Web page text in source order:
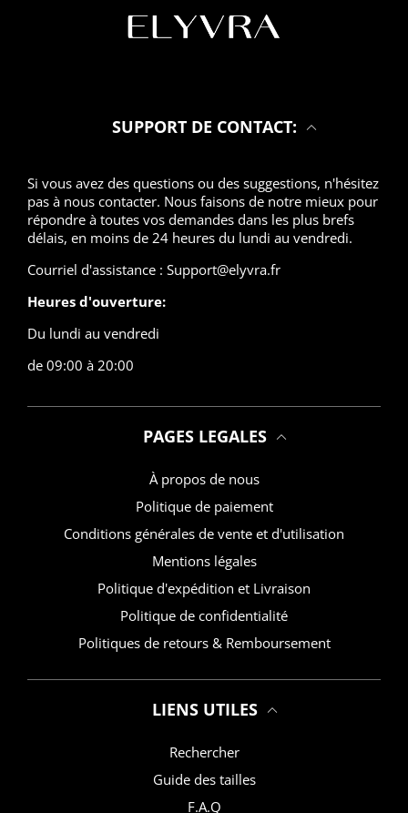
SUPPORT DE CONTACT:
Si vous avez des questions ou des suggestions, n'hésitez
pas à nous contacter. Nous faisons de notre mieux pour
répondre à toutes vos demandes dans les plus brefs
délais, en moins de 24 heures du lundi au vendredi.
Courriel d'assistance : Support@elyvra.fr
Heures d'ouverture:
Du lundi au vendredi
de 09:00 à 20:00
PAGES LEGALES
À propos de nous
Politique de paiement
Conditions générales de vente et d'utilisation
Mentions légales
Politique d'expédition et Livraison
Politique de confidentialité
Politiques de retours & Remboursement
LIENS UTILES
Rechercher
Guide des tailles
F.A.Q